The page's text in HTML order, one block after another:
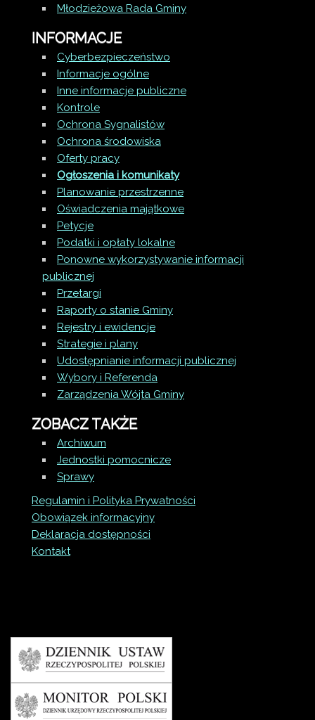
Młodzieżowa Rada Gminy
INFORMACJE
Cyberbezpieczeństwo
Informacje ogólne
Inne informacje publiczne
Kontrole
Ochrona Sygnalistów
Ochrona środowiska
Oferty pracy
Ogłoszenia i komunikaty
Planowanie przestrzenne
Oświadczenia majątkowe
Petycje
Podatki i opłaty lokalne
Ponowne wykorzystywanie informacji
publicznej
Przetargi
Raporty o stanie Gminy
Rejestry i ewidencje
Strategie i plany
Udostępnianie informacji publicznej
Wybory i Referenda
Zarządzenia Wójta Gminy
ZOBACZ TAKŻE
Archiwum
Jednostki pomocnicze
Sprawy
Regulamin i Polityka Prywatności
Obowiązek informacyjny
Deklaracja dostępności
Kontakt